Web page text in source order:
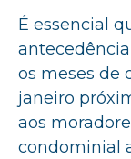
É essencial
os meses de
janeiro
aos
condominial